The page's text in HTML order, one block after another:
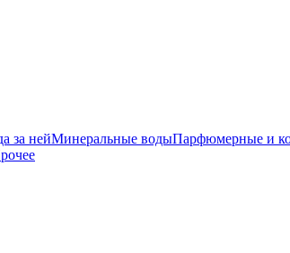
за нейМинеральные водыПарфюмерные и